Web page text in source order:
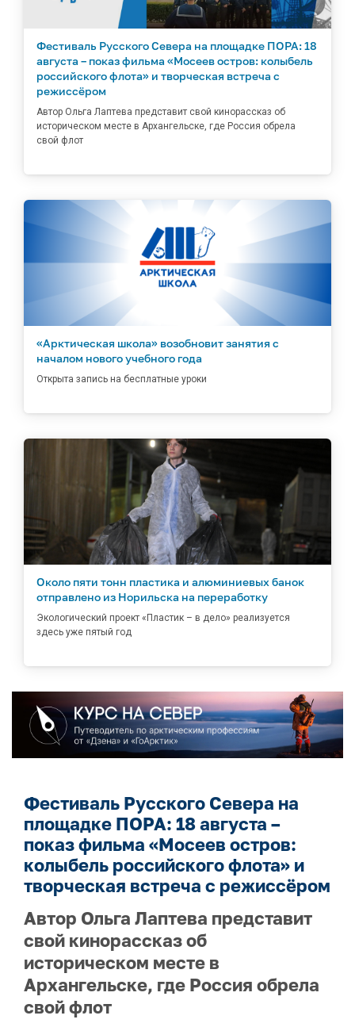
Фестиваль Русского Севера на площадке ПОРА: 18
августа – показ фильма «Мосеев остров: колыбель
российского флота» и творческая встреча с
режиссёром
Автор Ольга Лаптева представит свой кинорассказ об
историческом месте в Архангельске, где Россия обрела
свой флот
«Арктическая школа» возобновит занятия с
началом нового учебного года
Открыта запись на бесплатные уроки
Около пяти тонн пластика и алюминиевых банок
отправлено из Норильска на переработку
Экологический проект «Пластик – в дело» реализуется
здесь уже пятый год
Фестиваль Русского Севера на
площадке ПОРА: 18 августа –
показ фильма «Мосеев остров:
колыбель российского флота» и
творческая встреча с режиссёром
Автор Ольга Лаптева представит
свой кинорассказ об
историческом месте в
Архангельске, где Россия обрела
свой флот